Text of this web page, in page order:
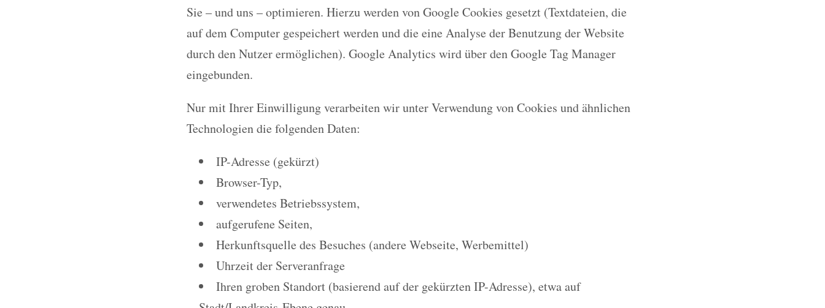
Sie – und uns – optimieren. Hierzu werden von Google Cookies gesetzt (Textdateien, die
auf dem Computer gespeichert werden und die eine Analyse der Benutzung der Website
durch den Nutzer ermöglichen). Google Analytics wird über den Google Tag Manager
eingebunden.
Nur mit Ihrer Einwilligung verarbeiten wir unter Verwendung von Cookies und ähnlichen
Technologien die folgenden Daten:
IP-Adresse (gekürzt)
Browser-Typ,
verwendetes Betriebssystem,
aufgerufene Seiten,
Herkunftsquelle des Besuches (andere Webseite, Werbemittel)
Uhrzeit der Serveranfrage
Ihren groben Standort (basierend auf der gekürzten IP-Adresse), etwa auf